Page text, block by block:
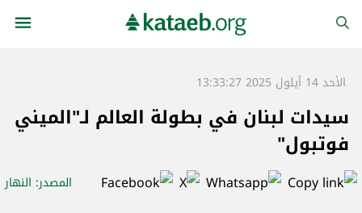
الأحد 14 أيلول 2025 13:33:27
سيدات لبنان في بطولة العالم لـ"الميني
فوتبول"
المصدر: النهار